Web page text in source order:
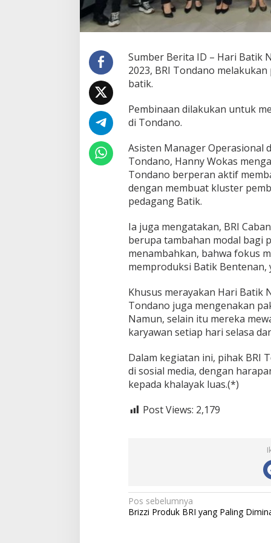
o
L
a
u
k
a
e
m
b
n
a
a
n
k
e
a
d
a
U
M
M
Sumber Berita ID – Hari Batik
2023, BRI Tondano
batik.
Pembinaan dilakukan untuk
di Tondano.
Asisten Manager Operasional
Tondano, Hanny Wokas
Tondano berperan aktif
dengan membuat kluster
pedagang Batik.
Ia juga mengatakan, BRI
berupa tambahan modal bagi
menambahkan, bahwa fokus
memproduksi Batik Bentenan,
Khusus merayakan Hari Batik
Tondano juga mengenakan
Namun, selain itu mereka
karyawan setiap hari selasa
Dalam kegiatan ini, pihak BRI
di sosial media, dengan
kepada khalayak luas.(*)
Post Views: 2,179
N
a
Pos sebelumnya
Brizzi Produk BRI yang Paling